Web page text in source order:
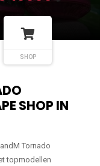
SHOP
SHOP IN
Tornado
topmodellen